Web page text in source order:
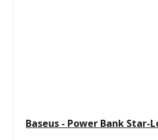
Baseus - Power Bank Star-